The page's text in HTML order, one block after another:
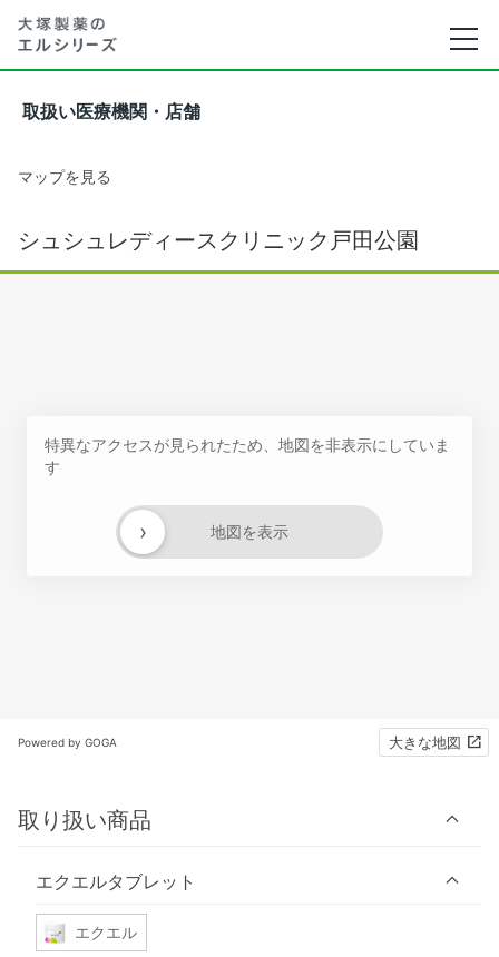
取扱い医療機関・店舗
マップを見る
シュシュレディースクリニック戸田公園
特異なアクセスが見られたため、地図を非表示にしていま
す
地図を表示
›
Powered by GOGA 大きな地図
取り扱い商品
エクエルタブレット
エクエル